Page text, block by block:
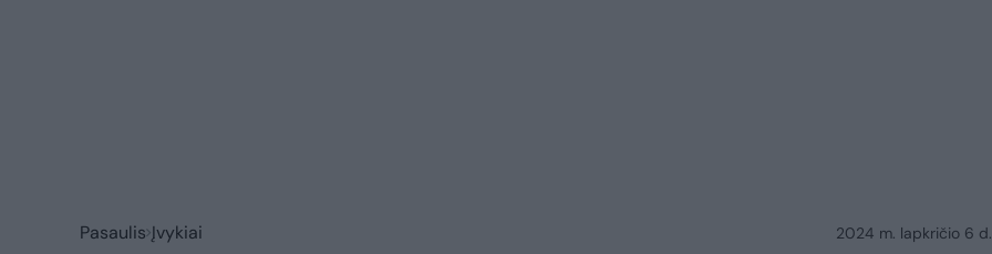
Pasaulis Įvykiai 2024 m. lapkričio 6 d.